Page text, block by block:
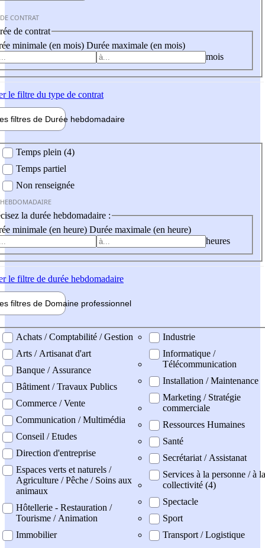
CONTRAT
de contrat
minimale (en mois) Durée maximale (en mois)
mois
le filtre du type de contrat
filtres de Durée hebdomadaire
Temps plein (4)
Temps partiel
Non renseignée
la durée hebdomadaire :
minimale (en heure) Durée maximale (en heure)
heures
le filtre de durée hebdomadaire
filtres de Domaine professionnel
professionel
Achats / Comptabilité / Gestion
Arts / Artisanat d'art
Banque / Assurance
Bâtiment / Travaux Publics
Commerce / Vente
Communication / Multimédia
Conseil / Etudes
Direction d'entreprise
Espaces verts et naturels /
Agriculture / Pêche / Soins aux
animaux
Hôtellerie - Restauration /
Tourisme / Animation
Immobilier
Industrie
Informatique /
Télécommunication
Installation / Maintenance
Marketing / Stratégie
commerciale
Ressources Humaines
Santé
Secrétariat / Assistanat
Services à la personne / à la
collectivité (4)
Spectacle
Sport
Transport / Logistique